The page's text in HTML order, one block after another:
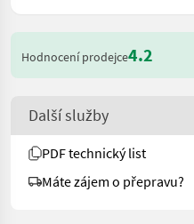
Hodnocení prodejce4.2
Další služby
PDF technický list
Máte zájem o přepravu?